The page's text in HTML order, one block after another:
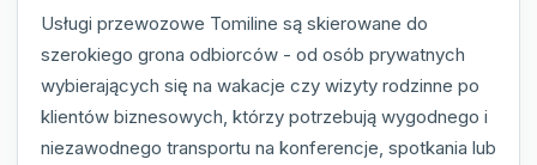
Usługi przewozowe Tomiline są skierowane do
szerokiego grona odbiorców - od osób prywatnych
wybierających się na wakacje czy wizyty rodzinne po
klientów biznesowych, którzy potrzebują wygodnego i
niezawodnego transportu na konferencje, spotkania lub